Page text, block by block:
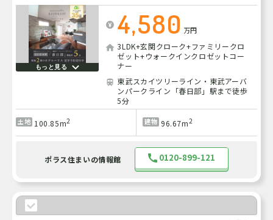
もっと見る
4,580 万円
3LDK+玄関クローク+ファミリークロ
ゼット+ウォークインクロゼットコー
ナー
東武スカイツリーライン・東武アーバ
ンパークライン「春日部」駅まで徒歩
5分
土地 100.85m2 建物 96.67m2
ポラス住まいの情報館 0120-899-121